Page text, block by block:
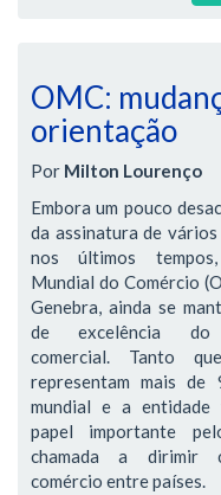
OMC:
orientação
Por Milton Lourenço
Embora um pouco
da assinatura de
nos últimos
Mundial do Comércio
Genebra, ainda se
de excelência do
comercial. Tanto
representam mais de
mundial e a entidade
papel importante
chamada a dirimir
comércio entre países.